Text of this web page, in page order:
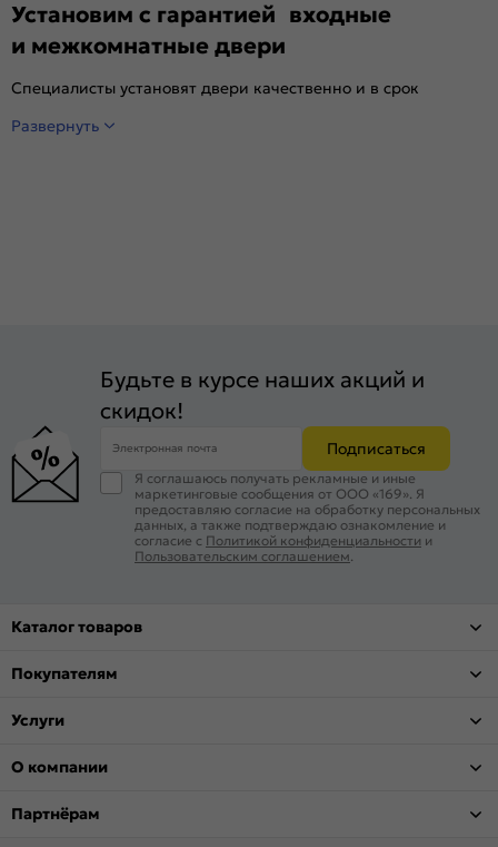
Установим с гарантией входные
и межкомнатные двери
Специалисты установят двери качественно и в срок
Развернуть
Будьте в курсе наших акций и
скидок!
Электронная почта Подписаться
Я соглашаюсь получать рекламные и иные
маркетинговые сообщения от ООО «169». Я
предоставляю согласие на обработку персональных
данных, а также подтверждаю ознакомление и
согласие с Политикой конфиденциальности и
Пользовательским соглашением.
Каталог товаров
Покупателям
Услуги
О компании
Партнёрам